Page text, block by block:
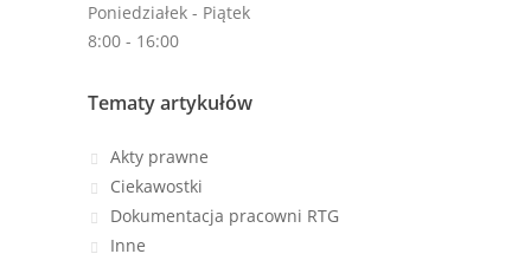
Poniedziałek - Piątek
8:00 - 16:00
Tematy artykułów
Akty prawne
Ciekawostki
Dokumentacja pracowni RTG
Inne